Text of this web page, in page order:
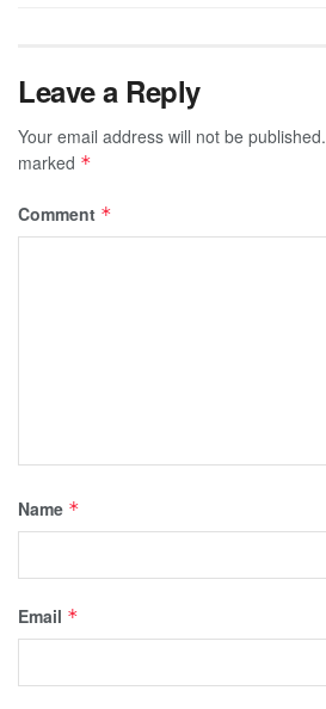
Leave a Reply
Your email address will not be published.
marked *
Comment *
Name *
Email *